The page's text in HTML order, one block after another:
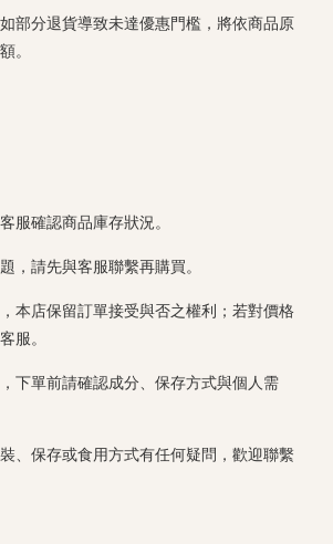
部分退貨導致未達優惠門檻，將依商品原
。
服確認商品庫存狀況。
，請先與客服聯繫再購買。
本店保留訂單接受與否之權利；若對價格
服。
下單前請確認成分、保存方式與個人需
、保存或食用方式有任何疑問，歡迎聯繫